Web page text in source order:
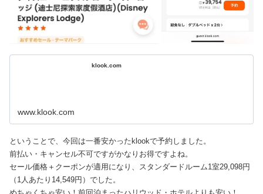
klook.com
www.klook.com
ということで、今回は一番安かったklookで予約しました。
前払い・キャンセル不可ですがかなりお得ですよね。
セール価格＋クーポンが適用になり、スタンダードルーム1室29,098円
（1人あたり14,549円）でした。